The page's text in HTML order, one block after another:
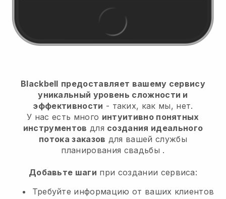
Blackbell предоставляет вашему сервису
уникальный уровень сложности и
эффективности - таких, как мы, нет.
У нас есть много интуитивно понятных
инструментов для создания идеального
потока заказов для вашей службы
планирования свадьбы .
Добавьте шаги при создании сервиса:
Требуйте информацию от ваших клиентов